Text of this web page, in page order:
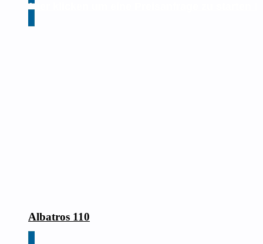
Hier klicken um eine Preisanfrage zu starten !
Albatros 110